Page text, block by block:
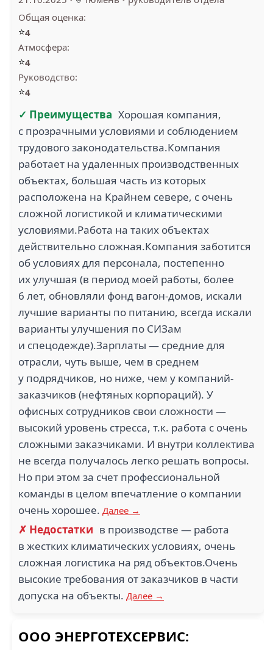
Общая оценка:
⭐4
Атмосфера:
⭐4
Руководство:
⭐4
✓ Преимущества Хорошая компания,
с прозрачными условиями и соблюдением
трудового законодательства.Компания
работает на удаленных производственных
объектах, большая часть из которых
расположена на Крайнем севере, с очень
сложной логистикой и климатическими
условиями.Работа на таких объектах
действительно сложная.Компания заботится
об условиях для персонала, постепенно
их улучшая (в период моей работы, более
6 лет, обновляли фонд вагон-домов, искали
лучшие варианты по питанию, всегда искали
варианты улучшения по СИЗам
и спецодежде).Зарплаты — средние для
отрасли, чуть выше, чем в среднем
у подрядчиков, но ниже, чем у компаний-
заказчиков (нефтяных корпораций). У
офисных сотрудников свои сложности —
высокий уровень стресса, т.к. работа с очень
сложными заказчиками. И внутри коллектива
не всегда получалось легко решать вопросы.
Но при этом за счет профессиональной
команды в целом впечатление о компании
очень хорошее. Далее →
✗ Недостатки в производстве — работа
в жестких климатических условиях, очень
сложная логистика на ряд объектов.Очень
высокие требования от заказчиков в части
допуска на объекты. Далее →
ООО ЭНЕРГОТЕХСЕРВИС: